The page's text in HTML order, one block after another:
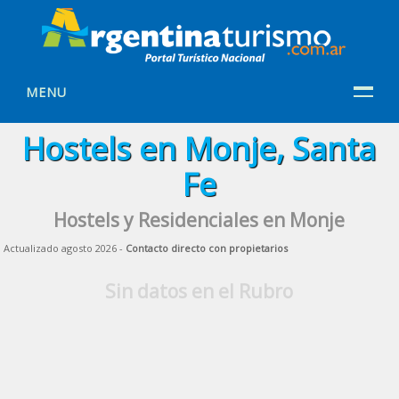
MENU
Hostels en Monje, Santa
Fe
Hostels y Residenciales en Monje
Actualizado agosto 2026 - Contacto directo con propietarios
Sin datos en el Rubro